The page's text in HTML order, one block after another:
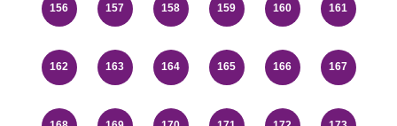
156 157 158 159 160 161
162 163 164 165 166 167